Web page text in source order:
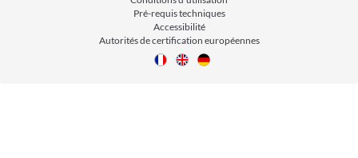
Pré-requis techniques
Accessibilité
Autorités de certification européennes